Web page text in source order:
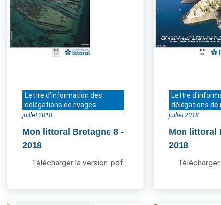
Lettre d'information des
délégations de rivages
juillet 2018
Mon littoral Bretagne 8 -
2018
Télécharger la version .pdf
Lettre
délégations de
juillet 2018
Mon littoral
2018